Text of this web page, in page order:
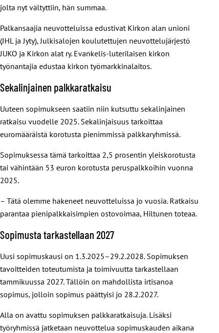
jolta nyt vältyttiin, hän summaa.
Palkansaajia neuvotteluissa edustivat Kirkon alan unioni
(JHL ja Jyty), Julkisalojen koulutettujen neuvottelujärjestö
JUKO ja Kirkon alat ry. Evankelis-luterilaisen kirkon
työnantajia edustaa kirkon työmarkkinalaitos.
Sekalinjainen palkkaratkaisu
Uuteen sopimukseen saatiin niin kutsuttu sekalinjainen
ratkaisu vuodelle 2025. Sekalinjaisuus tarkoittaa
euromääräistä korotusta pienimmissä palkkaryhmissä.
Sopimuksessa tämä tarkoittaa 2,5 prosentin yleiskorotusta
tai vähintään 53 euron korotusta peruspalkkoihin vuonna
2025.
– Tätä olemme hakeneet neuvotteluissa jo vuosia. Ratkaisu
parantaa pienipalkkaisimpien ostovoimaa, Hiltunen toteaa.
Sopimusta tarkastellaan 2027
Uusi sopimuskausi on 1.3.2025–29.2.2028. Sopimuksen
tavoitteiden toteutumista ja toimivuutta tarkastellaan
tammikuussa 2027. Tällöin on mahdollista irtisanoa
sopimus, jolloin sopimus päättyisi jo 28.2.2027.
Alla on avattu sopimuksen palkkaratkaisuja. Lisäksi
työryhmissä jatketaan neuvottelua sopimuskauden aikana